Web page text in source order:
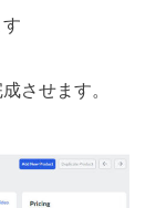
させます。